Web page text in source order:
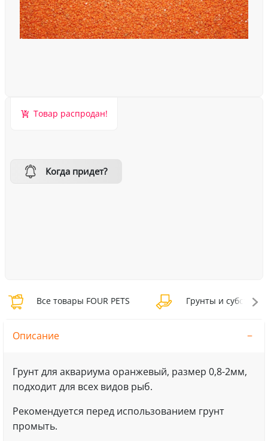
Товар распродан!
Когда придет?
Все товары FOUR PETS Грунты и субстраты
Описание
Грунт для аквариума оранжевый, размер 0,8-2мм,
подходит для всех видов рыб.
Рекомендуется перед использованием грунт
промыть.